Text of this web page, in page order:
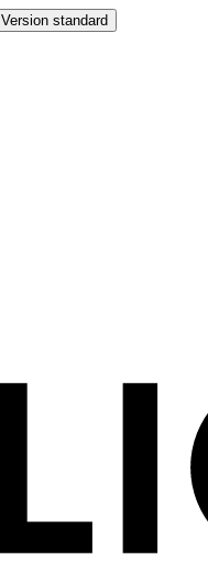
Version standard